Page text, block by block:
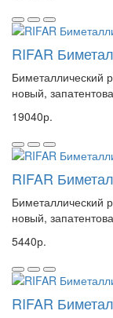
RIFAR
Биметаллический
новый,
19040р.
RIFAR
Биметаллический
новый,
5440р.
RIFAR